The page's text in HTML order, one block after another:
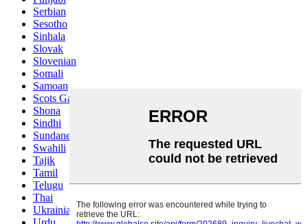
Serbian
Sesotho
Sinhala
Slovak
Slovenian
Somali
Samoan
Scots Gaelic
Shona
Sindhi
Sundanese
Swahili
Tajik
Tamil
Telugu
Thai
Ukrainian